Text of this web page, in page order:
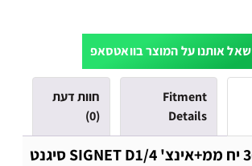
שאל אותנו על המוצר בוואטסאפ
Fitment
Details
חוות דעת
(0)